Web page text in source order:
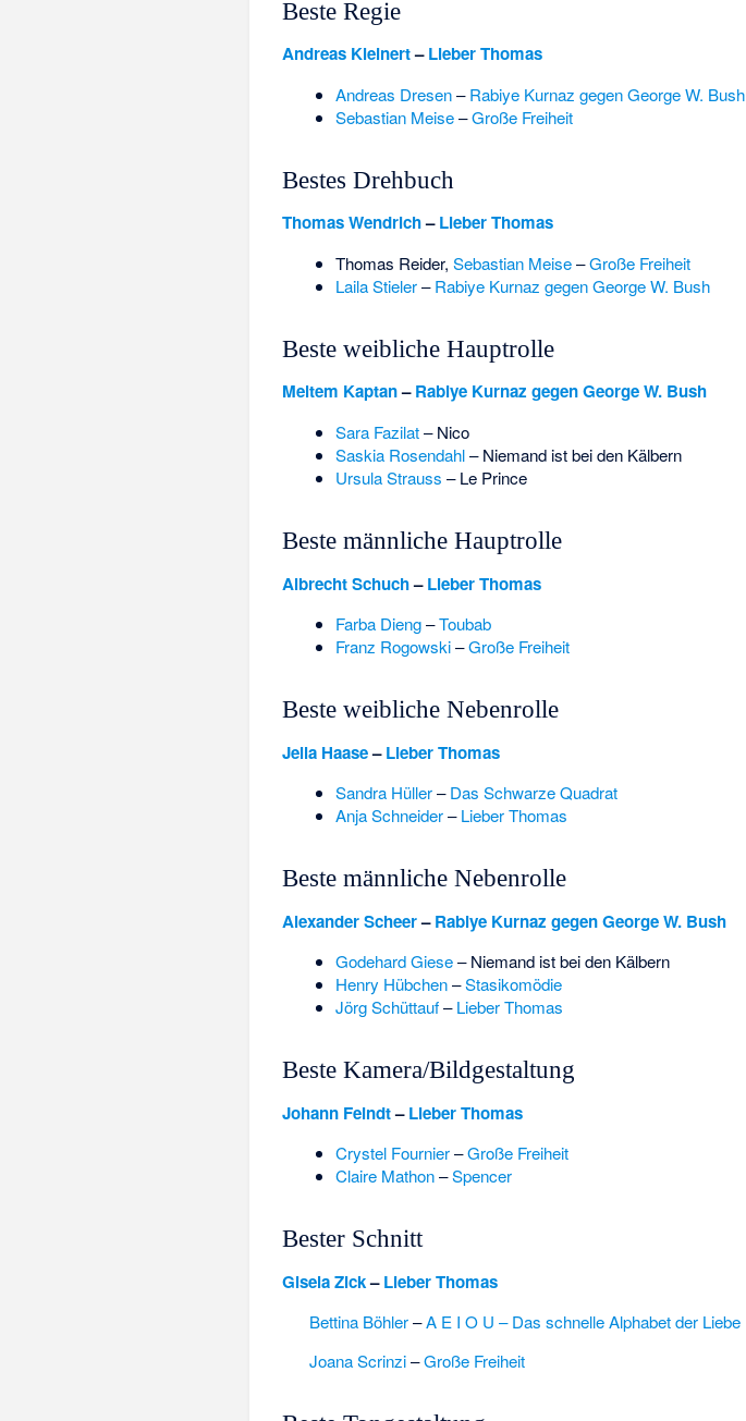
Beste Regie
Andreas Kleinert–Lieber Thomas
Andreas Dresen–Rabiye Kurnaz gegen George W. Bush
Sebastian Meise–Große Freiheit
Bestes Drehbuch
Thomas Wendrich–Lieber Thomas
Thomas Reider, Sebastian Meise–Große Freiheit
Laila Stieler–Rabiye Kurnaz gegen George W. Bush
Beste weibliche Hauptrolle
Meltem Kaptan–Rabiye Kurnaz gegen George W. Bush
Sara Fazilat–Nico
Saskia Rosendahl–Niemand ist bei den Kälbern
Ursula Strauss –Le Prince
Beste männliche Hauptrolle
Albrecht Schuch–Lieber Thomas
Farba Dieng–Toubab
Franz Rogowski–Große Freiheit
Beste weibliche Nebenrolle
Jella Haase–Lieber Thomas
Sandra Hüller–Das Schwarze Quadrat
Anja Schneider–Lieber Thomas
Beste männliche Nebenrolle
Alexander Scheer–Rabiye Kurnaz gegen George W. Bush
Godehard Giese–Niemand ist bei den Kälbern
Henry Hübchen–Stasikomödie
Jörg Schüttauf–Lieber Thomas
Beste Kamera/Bildgestaltung
Johann Feindt–Lieber Thomas
Crystel Fournier–Große Freiheit
Claire Mathon–Spencer
Bester Schnitt
Gisela Zick–Lieber Thomas
Bettina Böhler–A E I O U – Das schnelle Alphabet der Liebe
Joana Scrinzi–Große Freiheit